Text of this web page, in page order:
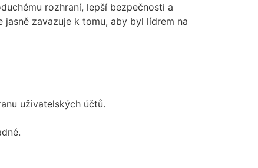
rozhraní, lepší bezpečnosti a
zavazuje k tomu, aby byl lídrem na
uživatelských účtů.